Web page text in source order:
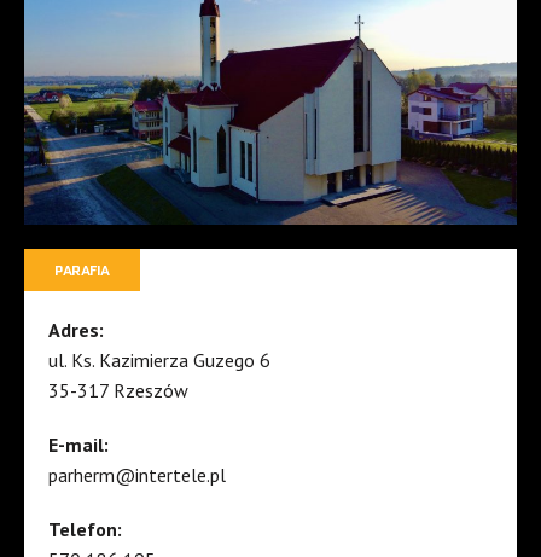
PARAFIA
Adres:
ul. Ks. Kazimierza Guzego 6
35-317 Rzeszów
E-mail:
parherm@intertele.pl
Telefon: